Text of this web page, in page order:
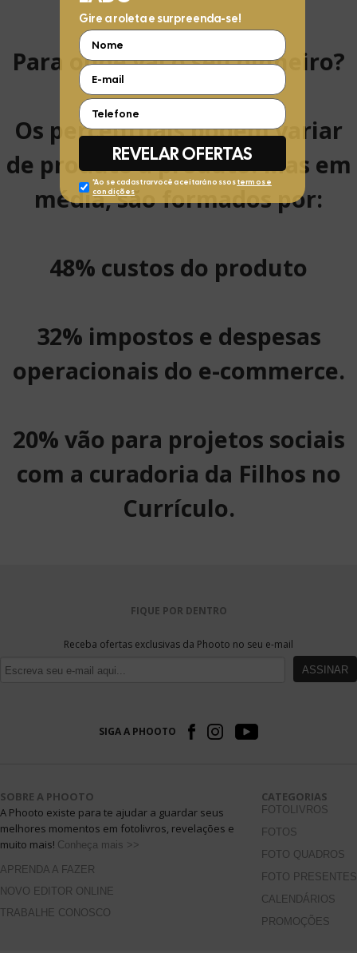
Para onde vai o seu dinheiro?
Os percentuais podem variar
de produto a produto. Mas em
média, são formados por:
48% custos do produto
32% impostos e despesas
operacionais do e-commerce.
20% vão para projetos sociais
com a curadoria da Filhos no
Currículo.
FIQUE POR DENTRO
Receba ofertas exclusivas da Phooto no seu e-mail
ASSINAR
SIGA A PHOOTO
SOBRE A PHOOTO
A Phooto existe para te ajudar a guardar seus
melhores momentos em fotolivros, revelações e
muito mais! Conheça mais >>
APRENDA A FAZER
NOVO EDITOR ONLINE
TRABALHE CONOSCO
CATEGORIAS
FOTOLIVROS
FOTOS
FOTO QUADROS
FOTO PRESENTES
CALENDÁRIOS
PROMOÇÕES